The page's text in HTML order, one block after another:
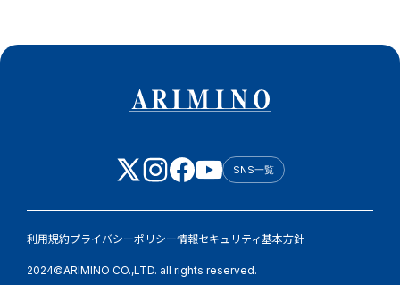
SNS一覧
利用規約プライバシーポリシー情報セキュリティ基本方針
2024©ARIMINO CO.,LTD. all rights reserved.